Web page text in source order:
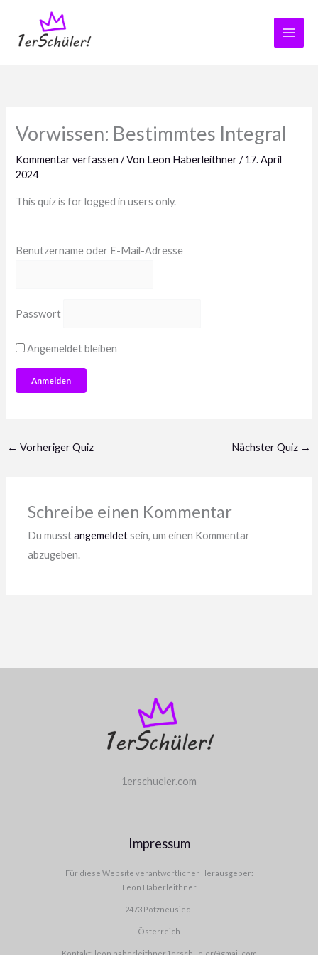
springen
Vorwissen: Bestimmtes Integral
Kommentar verfassen / Von Leon Haberleithner/17. April
2024
This quiz is for logged in users only.
Benutzername oder E-Mail-Adresse
Passwort
Angemeldet bleiben
← Vorheriger Quiz Nächster Quiz →
Schreibe einen Kommentar
Du musstangemeldetsein, um einen Kommentar
abzugeben.
1erschueler.com
Impressum
Für diese Website verantwortlicher Herausgeber:
Leon Haberleithner
2473 Potzneusiedl
Österreich